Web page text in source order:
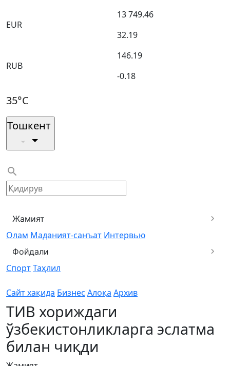
EUR
13 749.46
32.19
RUB
146.19
-0.18
35°C
Тошкент
Жамият
Олам Маданият-санъат Интервью
Фойдали
СпортТаҳлил
Сайт хақида Бизнес Алоқа Архив
ТИВ хориждаги
ўзбекистонликларга эслатма
билан чиқди